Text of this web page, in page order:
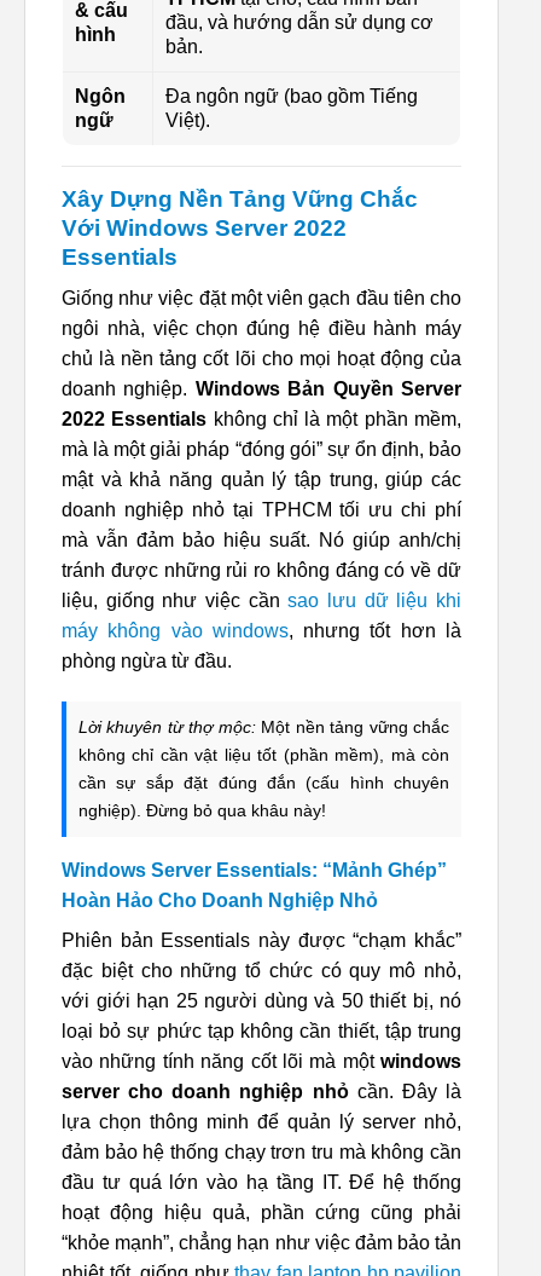
& cấu
hình
đầu, và hướng dẫn sử dụng cơ
bản.
Ngôn
ngữ
Đa ngôn ngữ (bao gồm Tiếng
Việt).
Xây Dựng Nền Tảng Vững Chắc
Với Windows Server 2022
Essentials
Giống như việc đặt một viên gạch đầu tiên cho
ngôi nhà, việc chọn đúng hệ điều hành máy
chủ là nền tảng cốt lõi cho mọi hoạt động của
doanh nghiệp. Windows Bản Quyền Server
2022 Essentials không chỉ là một phần mềm,
mà là một giải pháp “đóng gói” sự ổn định, bảo
mật và khả năng quản lý tập trung, giúp các
doanh nghiệp nhỏ tại TPHCM tối ưu chi phí
mà vẫn đảm bảo hiệu suất. Nó giúp anh/chị
tránh được những rủi ro không đáng có về dữ
liệu, giống như việc cầnsao lưu dữ liệu khi
máy không vào windows, nhưng tốt hơn là
phòng ngừa từ đầu.
Lời khuyên từ thợ mộc:Một nền tảng vững chắc
không chỉ cần vật liệu tốt (phần mềm), mà còn
cần sự sắp đặt đúng đắn (cấu hình chuyên
nghiệp). Đừng bỏ qua khâu này!
Windows Server Essentials: “Mảnh Ghép”
Hoàn Hảo Cho Doanh Nghiệp Nhỏ
Phiên bản Essentials này được “chạm khắc”
đặc biệt cho những tổ chức có quy mô nhỏ,
với giới hạn 25 người dùng và 50 thiết bị, nó
loại bỏ sự phức tạp không cần thiết, tập trung
vào những tính năng cốt lõi mà một windows
server cho doanh nghiệp nhỏcần. Đây là
lựa chọn thông minh để quản lý server nhỏ,
đảm bảo hệ thống chạy trơn tru mà không cần
đầu tư quá lớn vào hạ tầng IT. Để hệ thống
hoạt động hiệu quả, phần cứng cũng phải
“khỏe mạnh”, chẳng hạn như việc đảm bảo tản